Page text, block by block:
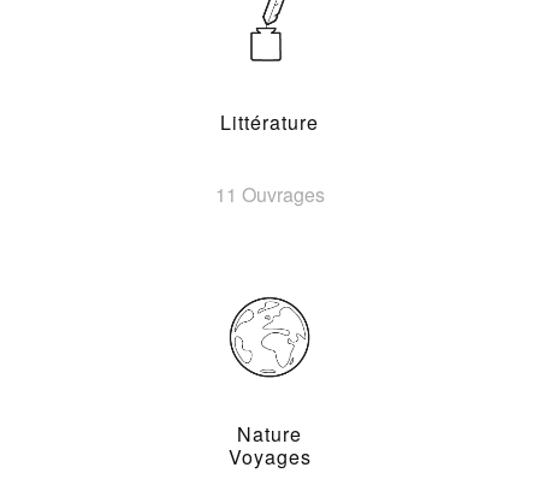
Littérature
11 Ouvrages
Nature
Voyages